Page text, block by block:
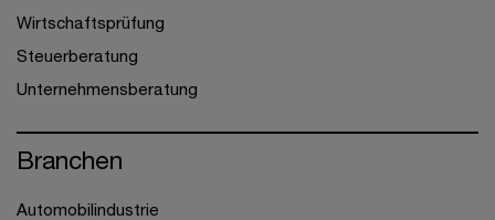
Wirtschaftsprüfung
Steuerberatung
Unternehmensberatung
Branchen
Automobilindustrie